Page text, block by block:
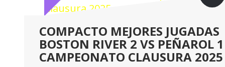
COMPACTO MEJORES JUGADAS
BOSTON RIVER 2 VS PEÑAROL 1
CAMPEONATO CLAUSURA 2025